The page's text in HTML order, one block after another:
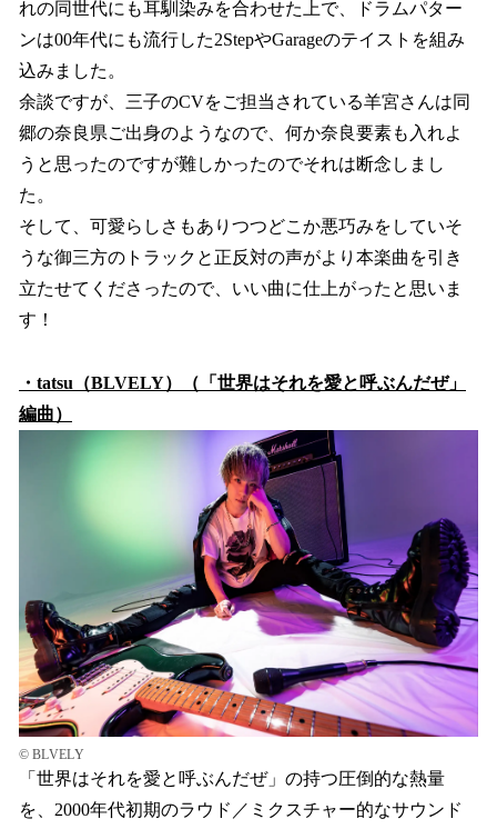
れの同世代にも耳馴染みを合わせた上で、ドラムパター
ンは00年代にも流行した2StepやGarageのテイストを組み
込みました。
余談ですが、三子のCVをご担当されている羊宮さんは同
郷の奈良県ご出身のようなので、何か奈良要素も入れよ
うと思ったのですが難しかったのでそれは断念しまし
た。
そして、可愛らしさもありつつどこか悪巧みをしていそ
うな御三方のトラックと正反対の声がより本楽曲を引き
立たせてくださったので、いい曲に仕上がったと思いま
す！
・tatsu（BLVELY）（「世界はそれを愛と呼ぶんだぜ」
編曲）
©︎ BLVELY
「世界はそれを愛と呼ぶんだぜ」の持つ圧倒的な熱量
を、2000年代初期のラウド／ミクスチャー的なサウンド